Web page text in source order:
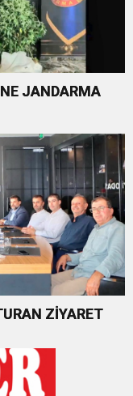
JANDARMA
ZİYARET